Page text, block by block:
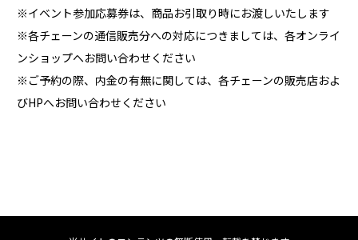
※イベント参加応募券は、商品お引取り時にお渡しいたします
※各チェーンの通信販売分への対応につきましては、各オンライ
ンショップへお問い合わせください
※ご予約の際、内金の有無に関しては、各チェーンの販売店およ
びHPへお問い合わせください